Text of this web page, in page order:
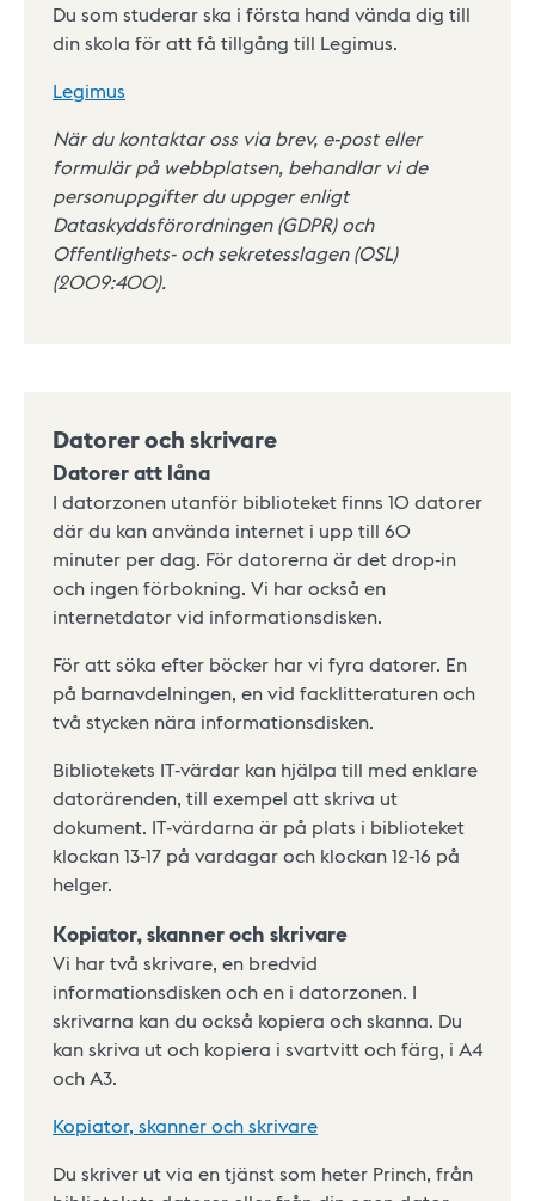
Du som studerar ska i första hand vända dig till
din skola för att få tillgång till Legimus.
Legimus
När du kontaktar oss via brev, e-post eller
formulär på webbplatsen, behandlar vi de
personuppgifter du uppger enligt
Dataskyddsförordningen (GDPR) och
Offentlighets- och sekretesslagen (OSL)
(2009:400).
Datorer och skrivare
Datorer att låna
I datorzonen utanför biblioteket finns 10 datorer
där du kan använda internet i upp till 60
minuter per dag. För datorerna är det drop-in
och ingen förbokning. Vi har också en
internetdator vid informationsdisken.
För att söka efter böcker har vi fyra datorer. En
på barnavdelningen, en vid facklitteraturen och
två stycken nära informationsdisken.
Bibliotekets IT-värdar kan hjälpa till med enklare
datorärenden, till exempel att skriva ut
dokument. IT-värdarna är på plats i biblioteket
klockan 13-17 på vardagar och klockan 12-16 på
helger.
Kopiator, skanner och skrivare
Vi har två skrivare, en bredvid
informationsdisken och en i datorzonen. I
skrivarna kan du också kopiera och skanna. Du
kan skriva ut och kopiera i svartvitt och färg, i A4
och A3.
Kopiator, skanner och skrivare
Du skriver ut via en tjänst som heter Princh, från